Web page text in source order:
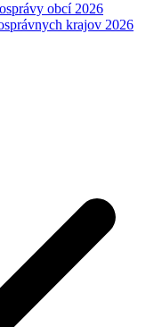
obcí 2026
krajov 2026